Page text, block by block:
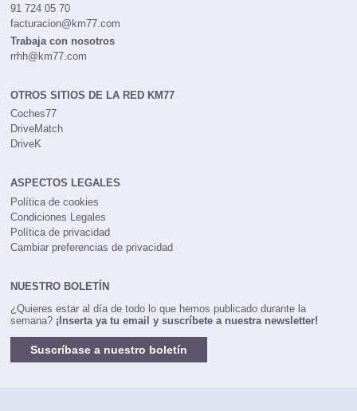
91 724 05 70
facturacion@km77.com
Trabaja con nosotros
rrhh@km77.com
OTROS SITIOS DE LA RED KM77
Coches77
DriveMatch
DriveK
ASPECTOS LEGALES
Política de cookies
Condiciones Legales
Política de privacidad
Cambiar preferencias de privacidad
NUESTRO BOLETÍN
¿Quieres estar al día de todo lo que hemos publicado durante la
semana? ¡Inserta ya tu email y suscríbete a nuestra newsletter!
Suscríbase a nuestro boletín